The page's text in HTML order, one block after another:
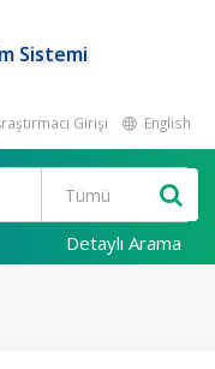
Sistemi
Girişi English
Detaylı Arama